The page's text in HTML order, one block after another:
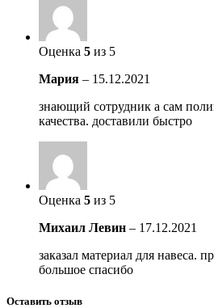
Оценка 5 из 5
Мария – 15.12.2021
знающий сотрудник а сам
качества. доставили быстро
Оценка 5 из 5
Михаил Левин – 17.12.2021
заказал материал для навеса.
большое спасибо
Оставить отзыв